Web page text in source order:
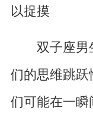
以捉摸
双子座男
们的思维跳
们可能在一